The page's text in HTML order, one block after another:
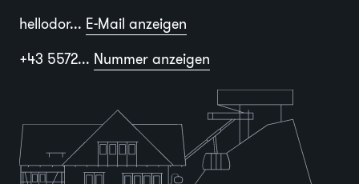
hellodor... E-Mail anzeigen
+43 5572... Nummer anzeigen